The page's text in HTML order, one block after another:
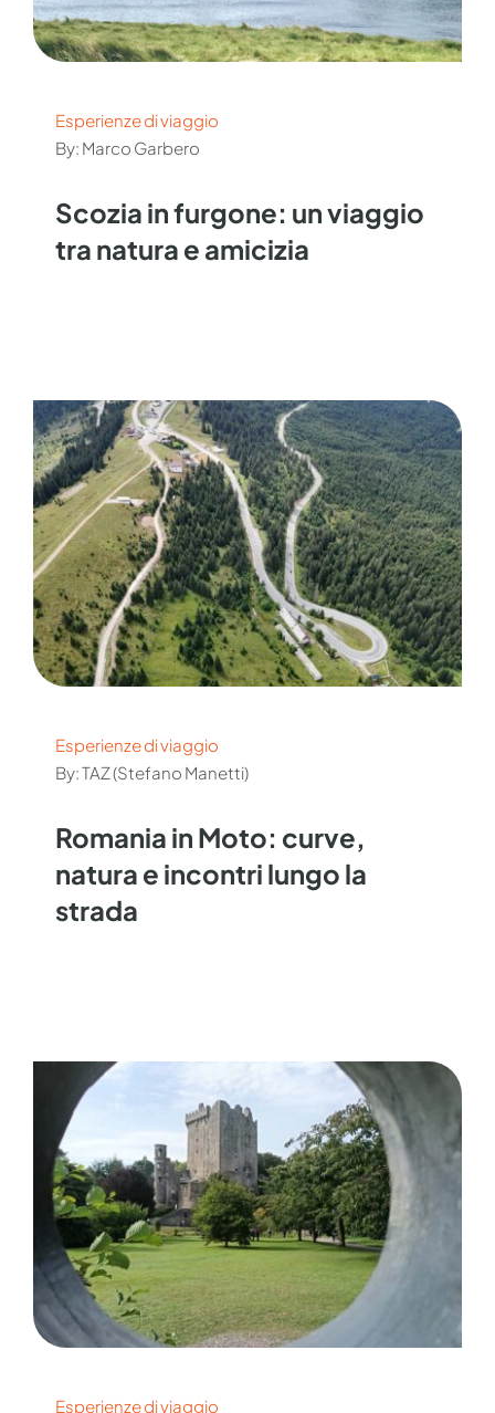
Esperienze di viaggio
By: Marco Garbero
Scozia in furgone: un viaggio
tra natura e amicizia
Esperienze di viaggio
By: TAZ (Stefano Manetti)
Romania in Moto: curve,
natura e incontri lungo la
strada
Esperienze di viaggio